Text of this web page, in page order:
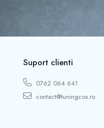
Suport clienti
0762 064 641
contact@tuningcox.ro